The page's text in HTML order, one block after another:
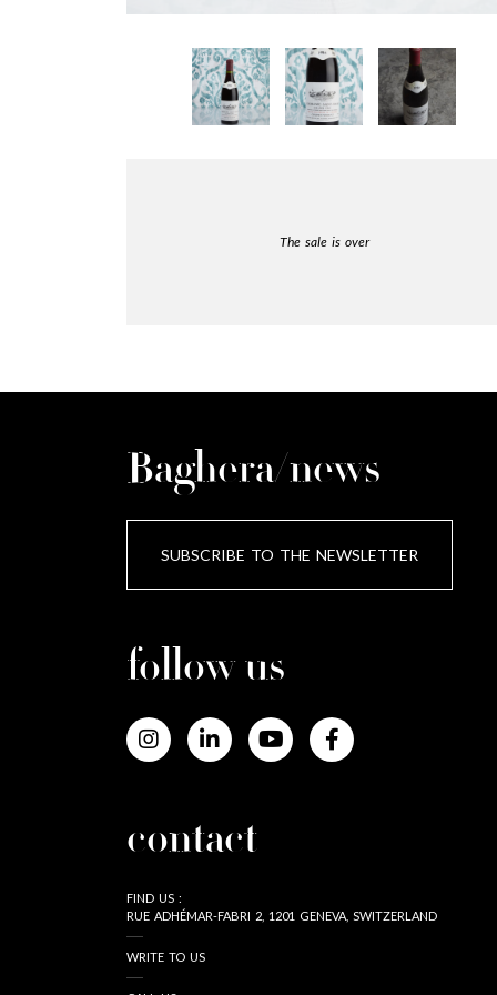
The sale is over
Baghera/news
SUBSCRIBE TO THE NEWSLETTER
follow us
contact
FIND US :
RUE ADHÉMAR-FABRI 2, 1201 GENEVA, SWITZERLAND
WRITE TO US